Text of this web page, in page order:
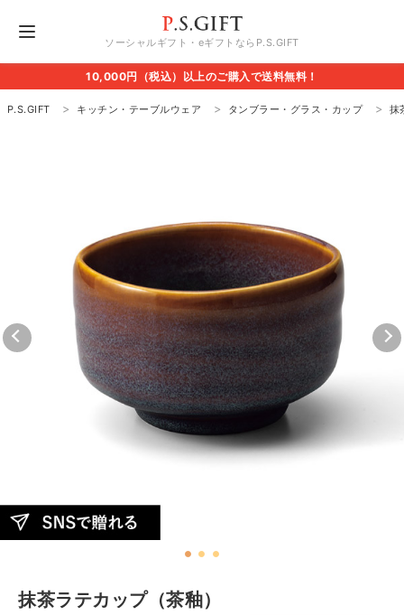
ソーシャルギフト・eギフトならP.S.GIFT
10,000円（税込）以上のご購入で送料無料！
P.S.GIFT キッチン・テーブルウェア タンブラー・グラス・カップ 抹
抹茶ラテカップ（茶釉）